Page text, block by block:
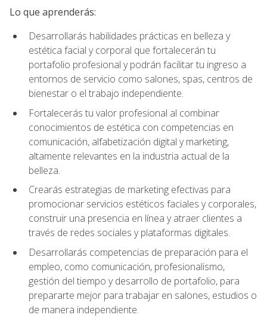
Lo que aprenderás:
Desarrollarás habilidades prácticas en belleza y
estética facial y corporal que fortalecerán tu
portafolio profesional y podrán facilitar tu ingreso a
entornos de servicio como salones, spas, centros de
bienestar o el trabajo independiente.
Fortalecerás tu valor profesional al combinar
conocimientos de estética con competencias en
comunicación, alfabetización digital y marketing,
altamente relevantes en la industria actual de la
belleza.
Crearás estrategias de marketing efectivas para
promocionar servicios estéticos faciales y corporales,
construir una presencia en línea y atraer clientes a
través de redes sociales y plataformas digitales.
Desarrollarás competencias de preparación para el
empleo, como comunicación, profesionalismo,
gestión del tiempo y desarrollo de portafolio, para
prepararte mejor para trabajar en salones, estudios o
de manera independiente.